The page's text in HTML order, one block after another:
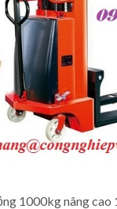
1000kg nâng